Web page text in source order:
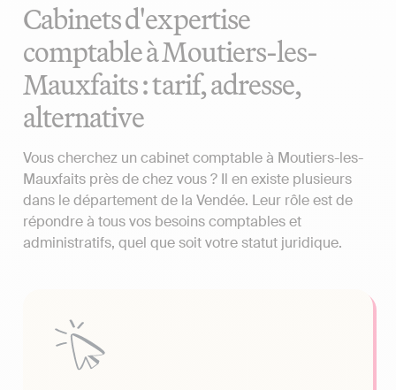
Cabinets d'expertise
comptable à Moutiers-les-
Mauxfaits : tarif, adresse,
alternative
Vous cherchez un cabinet comptable à Moutiers-les-
Mauxfaits près de chez vous ? Il en existe plusieurs
dans le département de la Vendée. Leur rôle est de
répondre à tous vos besoins comptables et
administratifs, quel que soit votre statut juridique.